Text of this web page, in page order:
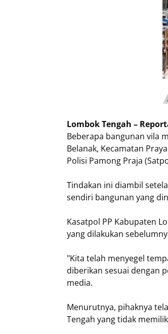
Lombok Tengah –
Beberapa bangunan vila
Belanak, Kecamatan
Polisi Pamong Praja
Tindakan ini diambil
sendiri bangunan yang
Kasatpol PP Kabupaten
yang dilakukan
"Kita telah menyegel
diberikan sesuai dengan
media.
Menurutnya, pihaknya
Tengah yang tidak